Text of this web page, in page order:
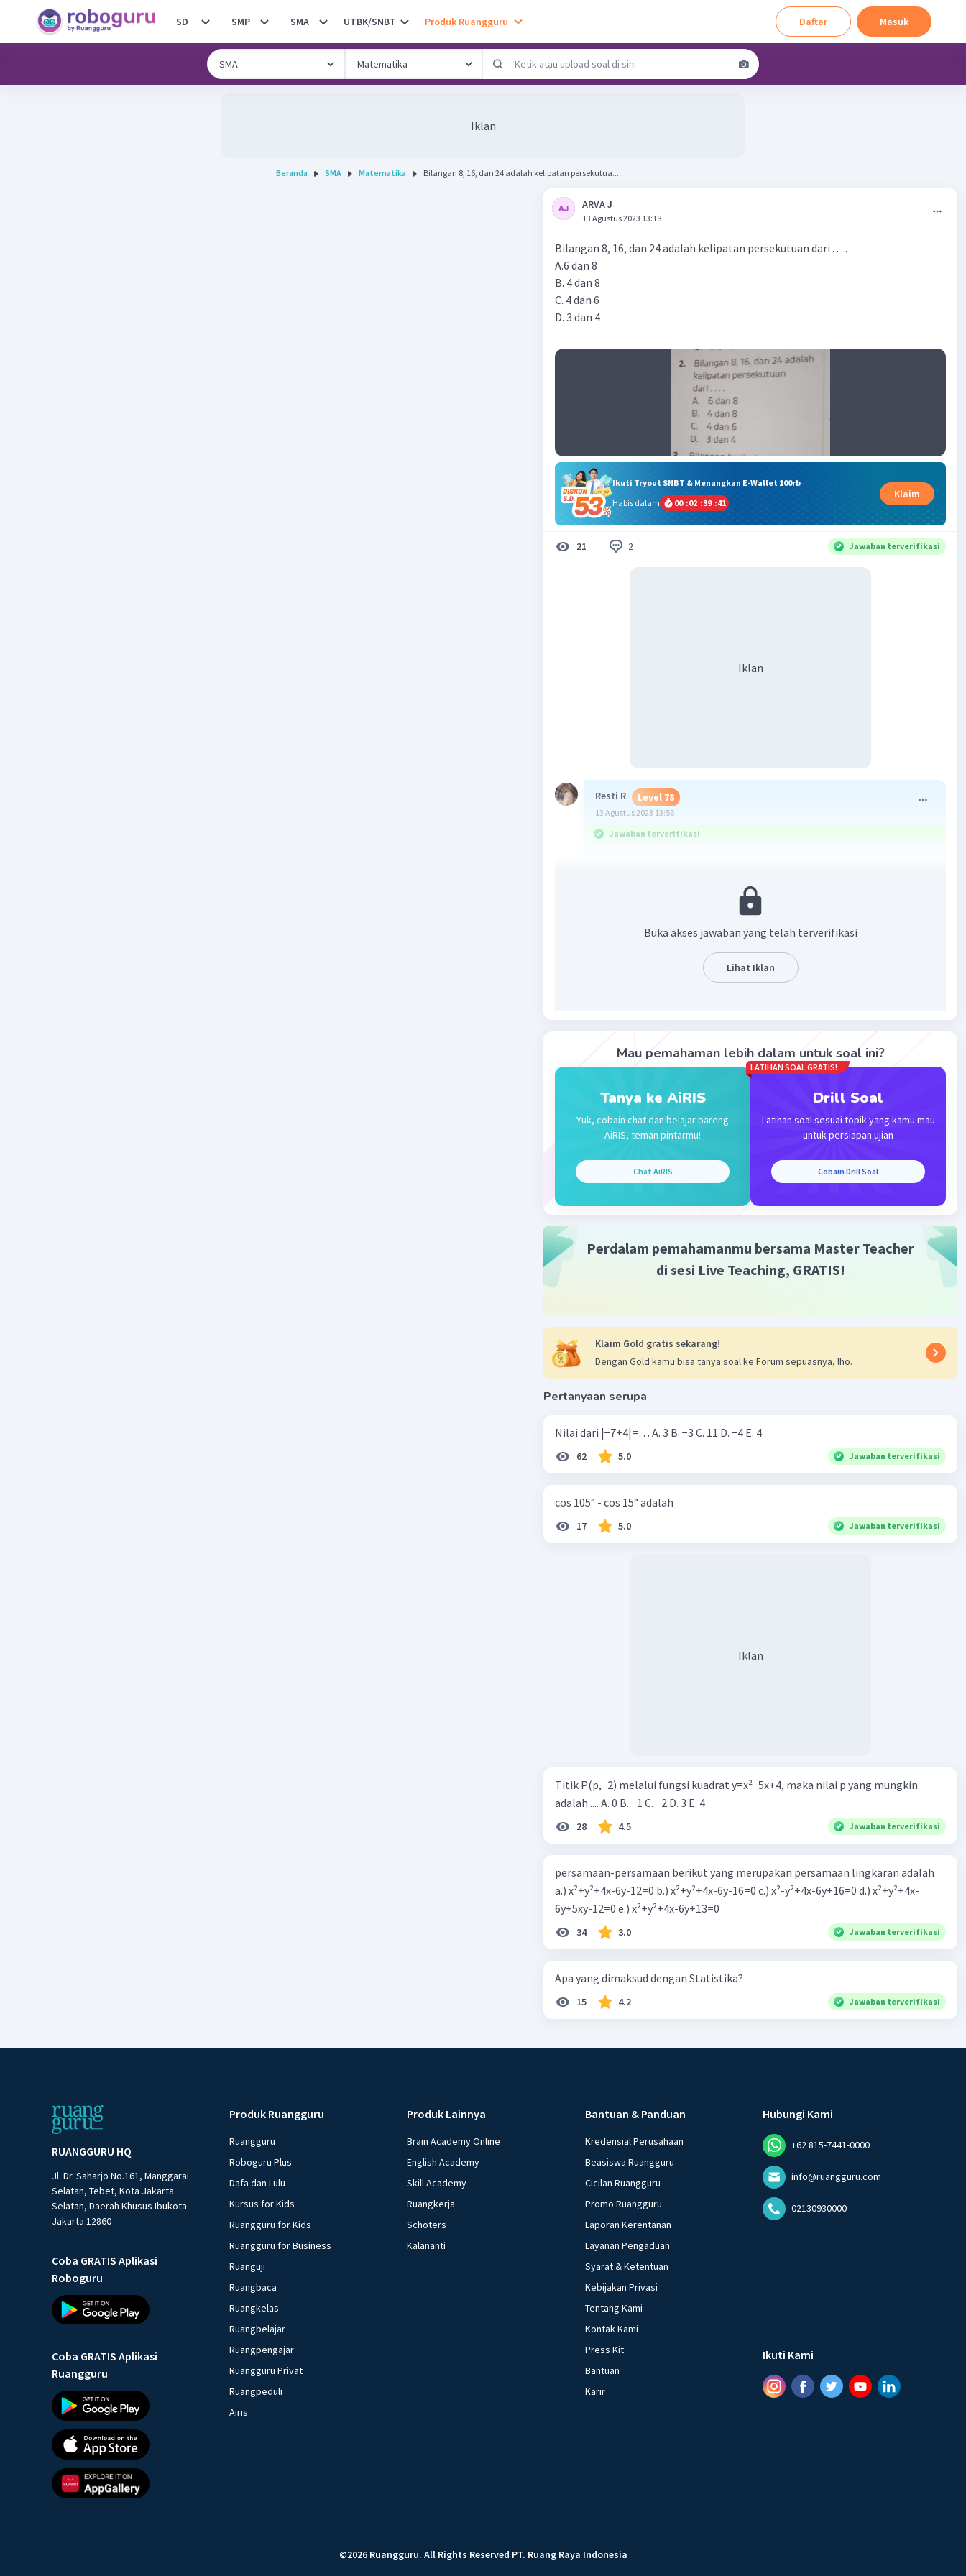
SD SMP SMA UTBK/SNBT Produk Ruangguru Daftar Masuk
Iklan
Beranda SMA Matematika Bilangan 8, 16, dan 24 adalah kelipatan persekutua...
ARVA J
13 Agustus 2023 13:18
Bilangan 8, 16, dan 24 adalah kelipatan persekutuan dari . . . .
A.6 dan 8
B. 4 dan 8
C. 4 dan 6
D. 3 dan 4
Ikuti Tryout SNBT & Menangkan E-Wallet 100rb
Habis dalam
00 :02 :39 :41
Klaim
21 2 Jawaban terverifikasi
Iklan
Resti R Level 78
13 Agustus 2023 13:56
Jawaban terverifikasi
kelipatan 4: 4, 8, 12, 16, 20, 24, 28, ..., 40
Beri Rating· 5.0(2) Balas
Iklan
Balas
Buka akses jawaban yang telah terverifikasi
Lihat Iklan
Mau pemahaman lebih dalam untuk soal ini?
Tanya ke AiRIS
Yuk, cobain chat dan belajar bareng
AiRIS, teman pintarmu!
Chat AiRIS
LATIHAN SOAL GRATIS!
Drill Soal
Latihan soal sesuai topik yang kamu mau
untuk persiapan ujian
Cobain Drill Soal
Perdalam pemahamanmu bersama Master Teacher
di sesi Live Teaching, GRATIS!
Klaim Gold gratis sekarang!
Dengan Gold kamu bisa tanya soal ke Forum sepuasnya, lho.
Pertanyaan serupa
Nilai dari |−7+4|=… A. 3 B. −3 C. 11 D. −4 E. 4
62 5.0 Jawaban terverifikasi
cos 105° - cos 15° adalah
17 5.0 Jawaban terverifikasi
Iklan
Titik P(p,−2) melalui fungsi kuadrat y=x²−5x+4, maka nilai p yang mungkin
adalah .... A. 0 B. −1 C. −2 D. 3 E. 4
28 4.5 Jawaban terverifikasi
persamaan-persamaan berikut yang merupakan persamaan lingkaran adalah
a.) x²+y²+4x-6y-12=0 b.) x²+y²+4x-6y-16=0 c.) x²-y²+4x-6y+16=0 d.) x²+y²+4x-
6y+5xy-12=0 e.) x²+y²+4x-6y+13=0
34 3.0 Jawaban terverifikasi
Apa yang dimaksud dengan Statistika?
15 4.2 Jawaban terverifikasi
RUANGGURU HQ
Jl. Dr. Saharjo No.161, Manggarai
Selatan, Tebet, Kota Jakarta
Selatan, Daerah Khusus Ibukota
Jakarta 12860
Coba GRATIS Aplikasi
Roboguru
Coba GRATIS Aplikasi
Ruangguru
Produk Ruangguru
Ruangguru
Roboguru Plus
Dafa dan Lulu
Kursus for Kids
Ruangguru for Kids
Ruangguru for Business
Ruanguji
Ruangbaca
Ruangkelas
Ruangbelajar
Ruangpengajar
Ruangguru Privat
Ruangpeduli
Airis
Produk Lainnya
Brain Academy Online
English Academy
Skill Academy
Ruangkerja
Schoters
Kalananti
Bantuan & Panduan
Kredensial Perusahaan
Beasiswa Ruangguru
Cicilan Ruangguru
Promo Ruangguru
Laporan Kerentanan
Layanan Pengaduan
Syarat & Ketentuan
Kebijakan Privasi
Tentang Kami
Kontak Kami
Press Kit
Bantuan
Karir
Hubungi Kami
+62 815-7441-0000
info@ruangguru.com
02130930000
Ikuti Kami
©2026 Ruangguru. All Rights Reserved PT. Ruang Raya Indonesia